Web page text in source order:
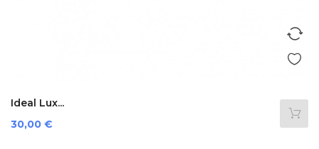
Ideal Lux...
Preis
30,00 €